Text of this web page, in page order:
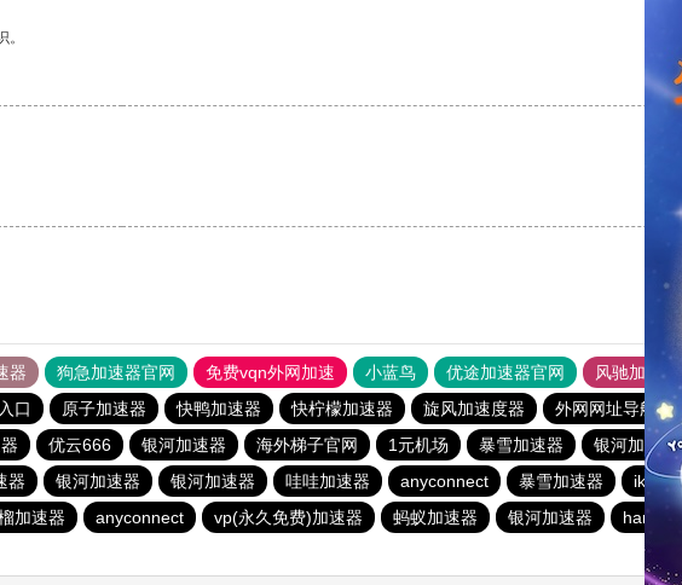
器 狗急加速器官网 免费vqn外网加速 小蓝鸟 优途加速器官网 风驰加速器
口 原子加速器 快鸭加速器 快柠檬加速器 旋风加速度器 外网网址导航
优云666 银河加速器 海外梯子官网 1元机场 暴雪加速器 银河加速器
器 银河加速器 银河加速器 哇哇加速器 anyconnect 暴雪加速器
加速器 anyconnect vp(永久免费)加速器 蚂蚁加速器 银河加速器